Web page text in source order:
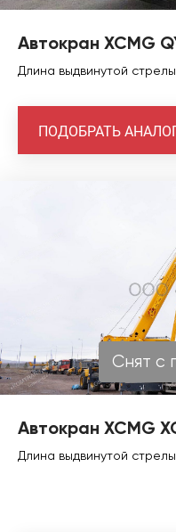
Автокран XCMG
Длина выдвинутой
ПОДОБРАТЬ
Снят с
Автокран XCMG
Длина выдвинутой